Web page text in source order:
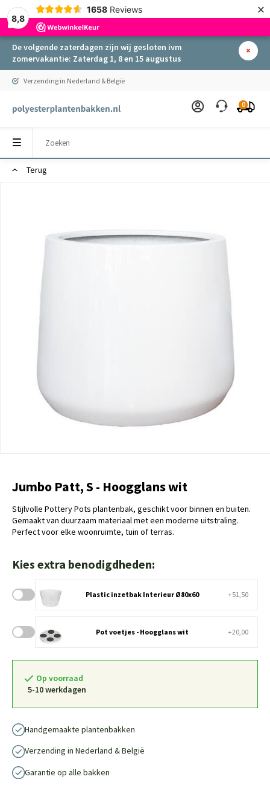
8,8
1658 Reviews ×
De volgende zaterdagen zijn wij gesloten ivm
zomervakantie: Zaterdag 1, 8 en 15 augustus
Verzending in Nederland & België
0
Terug
Jumbo Patt, S - Hoogglans wit
Stijlvolle Pottery Pots plantenbak, geschikt voor binnen en buiten.
Gemaakt van duurzaam materiaal met een moderne uitstraling.
Perfect voor elke woonruimte, tuin of terras.
Kies extra benodigdheden:
Plastic inzetbak Interieur Ø80x60 +51,50
Pot voetjes - Hoogglans wit +20,00
Op voorraad
5-10 werkdagen
Handgemaakte plantenbakken
Verzending in Nederland & België
Garantie op alle bakken